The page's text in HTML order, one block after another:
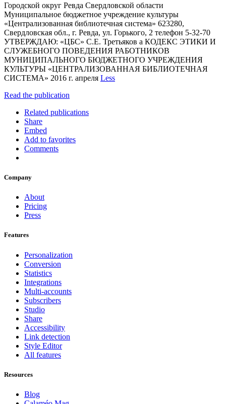
Городской округ Ревда Свердловской области
Муниципальное бюджетное учреждение культуры
«Централизованная библиотечная система» 623280,
Свердловская обл., г. Ревда, ул. Горького, 2 телефон 5-32-70
УТВЕРЖДАЮ: «ЦБС» С.Е. Третьяков а КОДЕКС ЭТИКИ И
СЛУЖЕБНОГО ПОВЕДЕНИЯ РАБОТНИКОВ
МУНИЦИПАЛЬНОГО БЮДЖЕТНОГО УЧРЕЖДЕНИЯ
КУЛЬТУРЫ «ЦЕНТРАЛИЗОВАННАЯ БИБЛИОТЕЧНАЯ
СИСТЕМА» 2016 г. апреля Less
Read the publication
Related publications
Share
Embed
Add to favorites
Comments
Company
About
Pricing
Press
Features
Personalization
Conversion
Statistics
Integrations
Multi-accounts
Subscribers
Studio
Share
Accessibility
Link detection
Style Editor
All features
Resources
Blog